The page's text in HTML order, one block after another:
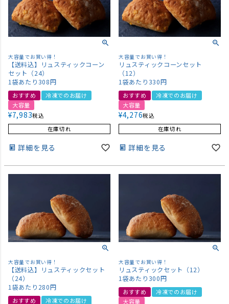
大容量でお買い得！
【送料込】リュスティックコーン
セット（24）
1袋あたり308円
おすすめ
冷凍でのお届け
大容量
¥7,983税込
在庫切れ
詳細を見る
大容量でお買い得！
リュスティックコーンセット
（12）
1袋あたり330円
おすすめ
冷凍でのお届け
大容量
¥4,276税込
在庫切れ
詳細を見る
大容量でお買い得！
【送料込】リュスティックセット
（24）
1袋あたり280円
おすすめ
冷凍でのお届け
大容量でお買い得！
リュスティックセット（12）
1袋あたり300円
おすすめ
冷凍でのお届け
大容量